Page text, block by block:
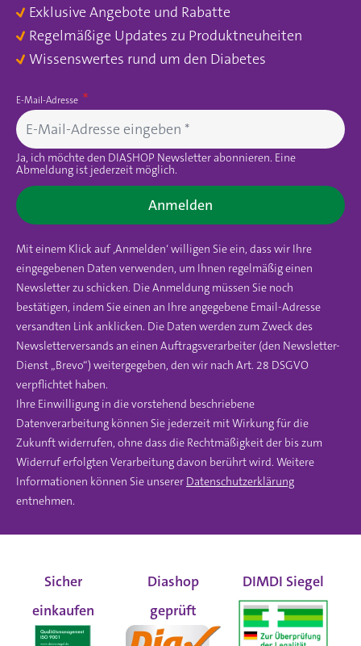
Exklusive Angebote und Rabatte
Regelmäßige Updates zu Produktneuheiten
Wissenswertes rund um den Diabetes
E-Mail-Adresse
Ja, ich möchte den DIASHOP Newsletter abonnieren. Eine
Abmeldung ist jederzeit möglich.
Anmelden
Mit einem Klick auf ‚Anmelden‘ willigen Sie ein, dass wir Ihre
eingegebenen Daten verwenden, um Ihnen regelmäßig einen
Newsletter zu schicken. Die Anmeldung müssen Sie noch
bestätigen, indem Sie einen an Ihre angegebene Email-Adresse
versandten Link anklicken. Die Daten werden zum Zweck des
Newsletterversands an einen Auftragsverarbeiter (den Newsletter-
Dienst „Brevo“) weitergegeben, den wir nach Art. 28 DSGVO
verpflichtet haben.
Ihre Einwilligung in die vorstehend beschriebene
Datenverarbeitung können Sie jederzeit mit Wirkung für die
Zukunft widerrufen, ohne dass die Rechtmäßigkeit der bis zum
Widerruf erfolgten Verarbeitung davon berührt wird. Weitere
Informationen können Sie unserer Datenschutzerklärung
entnehmen.
Sicher
einkaufen
Diashop
geprüft
DIMDI Siegel